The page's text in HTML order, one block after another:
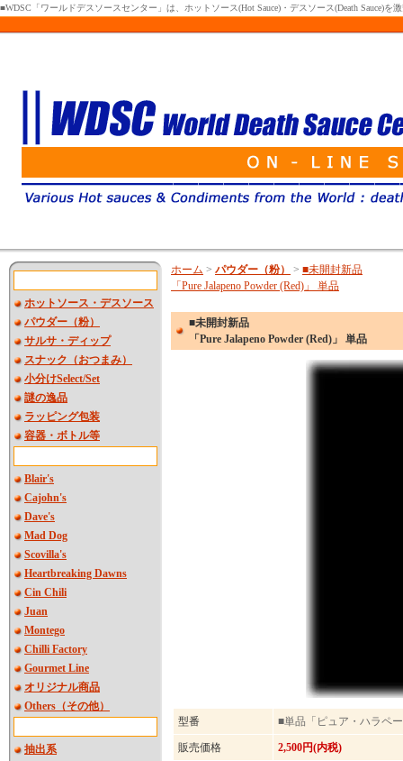
■WDSC「ワールドデスソースセンター」は、ホットソース(Hot Sauce)・デスソース(Death Sauce)
ホットソース・デスソース
パウダー（粉）
サルサ・ディップ
スナック（おつまみ）
小分けSelect/Set
謎の逸品
ラッピング包装
容器・ボトル等
Blair's
Cajohn's
Dave's
Mad Dog
Scovilla's
Heartbreaking Dawns
Cin Chili
Juan
Montego
Chilli Factory
Gourmet Line
オリジナル商品
Others（その他）
抽出系
ホーム > パウダー（粉） > ■未開封新品
「Pure Jalapeno Powder (Red)」 単品
■未開封新品
「Pure Jalapeno Powder (Red)」 単品
型番 ■単品「ピュア・ハラペ
販売価格 2,500円(内税)